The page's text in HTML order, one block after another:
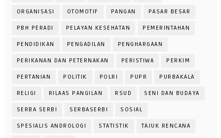
ORGANISASI OTOMOTIF PANGAN PASAR BESAR
PBH PERADI PELAYAN KESEHATAN PEMERINTAHAN
PENDIDIKAN PENGADILAN PENGHARGAAN
PERIKANAN DAN PETERNAKAN PERISTIWA PERKIM
PERTANIAN POLITIK POLRI PUPR PURBAKALA
RELIGI RILAAS PANGILAN RSUD SENI DAN BUDAYA
SERBA SERBI SERBASERBI SOSIAL
SPESIALIS ANDROLOGI STATISTIK TAJUK RENCANA